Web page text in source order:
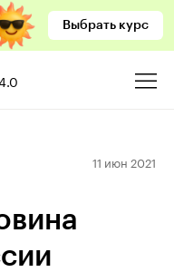
Выбрать курс
11 июн 2021